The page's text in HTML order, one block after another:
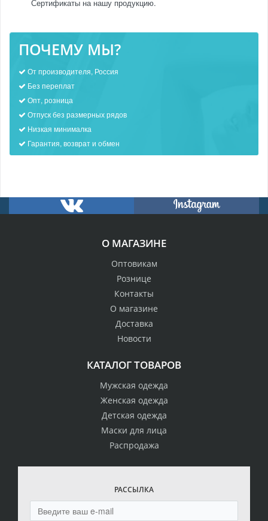
Сертификаты на нашу продукцию.
ПОЧЕМУ МЫ?
От производителя, Россия
Без переплат
Опт, розница
Отпуск без размерных рядов
Низкая минималка
Гарантия, возврат и обмен
О МАГАЗИНЕ
Оптовикам
Рознице
Контакты
О магазине
Доставка
Новости
КАТАЛОГ ТОВАРОВ
Мужская одежда
Женская одежда
Детская одежда
Маски для лица
Распродажа
РАССЫЛКА